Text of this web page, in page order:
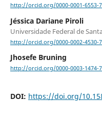
http://orcid.org/0000-0001-6553-
Jéssica Dariane Piroli
Universidade Federal de
http://orcid.org/0000-0002-4530-
Jhosefe Bruning
http://orcid.org/0000-0003-1474-
DOI: https://doi.org/